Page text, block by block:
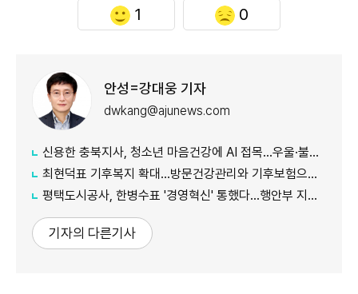
1 0
안성=강대웅 기자
dwkang@ajunews.com
신용한 충북지사, 청소년 마음건강에 AI 접목...우울·불안·자해 위험 조기 대응
최현덕표 기후복지 확대...방문건강관리와 기후보험으로 시민 안전 지킨다
평택도시공사, 한병수표 '경영혁신' 통했다...행안부 지방공기업 경영평가 '나'등급 전국 2위 쾌거
기자의 다른기사